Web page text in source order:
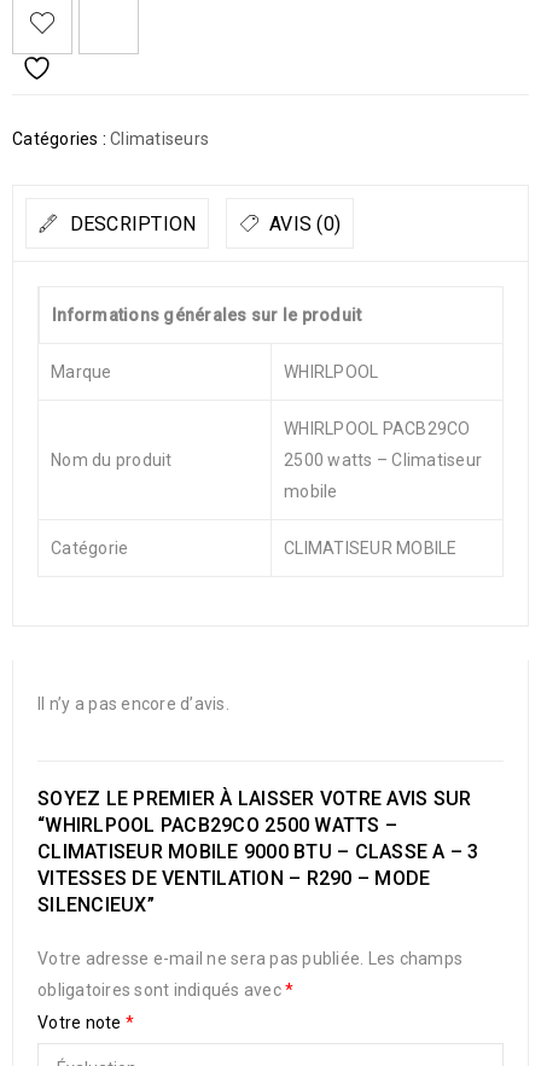
Catégories : Climatiseurs
DESCRIPTION AVIS (0)
Informations générales sur le produit
Marque WHIRLPOOL
Nom du produit
WHIRLPOOL PACB29CO
2500 watts – Climatiseur
mobile
Catégorie CLIMATISEUR MOBILE
Il n’y a pas encore d’avis.
SOYEZ LE PREMIER À LAISSER VOTRE AVIS SUR
“WHIRLPOOL PACB29CO 2500 WATTS –
CLIMATISEUR MOBILE 9000 BTU – CLASSE A – 3
VITESSES DE VENTILATION – R290 – MODE
SILENCIEUX”
Votre adresse e-mail ne sera pas publiée.
Les champs
obligatoires sont indiqués avec*
Votre note *